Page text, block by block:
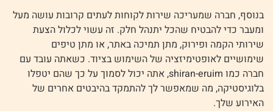
בנוסף, חברה שמעריכה שירות לקוחות לעתים קרובות עושה מעל
ומעבר כדי להבטיח שהכל יתנהל חלק. זה עשוי לכלול הצעת
שירותי הקמה ופירוק, מתן תמיכה באתר, או מתן טיפים
שימושיים לאופטימיזציה של השימוש בציוד. כשאתה עובד עם
חברה כמו shiran-eruim, אתה יכול לסמוך על כך שהם יטפלו
בלוגיסטיקה, מה שמאפשר לך להתמקד בהיבטים אחרים של
האירוע שלך.